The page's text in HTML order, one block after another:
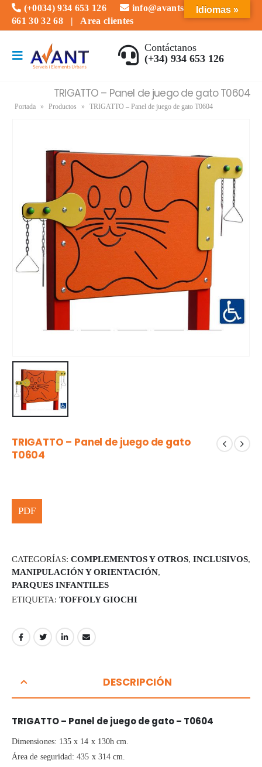
(+0034) 934 653 126
info@avantserveis.com
661 30 32 68 | Area clientes
Contáctanos
(+34) 934 653 126
TRIGATTO – Panel de juego de gato T0604
Portada » Productos » TRIGATTO – Panel de juego de gato T0604
TRIGATTO – Panel de juego de gato
T0604
CATEGORÍAS: COMPLEMENTOS Y OTROS, INCLUSIVOS,
MANIPULACIÓN Y ORIENTACIÓN,
PARQUES INFANTILES
ETIQUETA: TOFFOLY GIOCHI
DESCRIPCIÓN
TRIGATTO – Panel de juego de gato – T0604
Dimensiones: 135 x 14 x 130h cm.
Área de seguridad: 435 x 314 cm.
Idiomas »